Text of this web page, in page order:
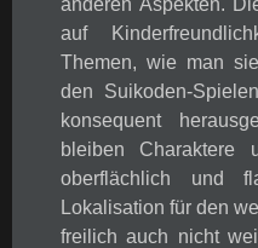
anderen Aspekten.
auf
Themen, wie man
den Suikoden-
konsequent
bleiben Charaktere
oberflächlich und
Lokalisation für den
freilich auch nicht